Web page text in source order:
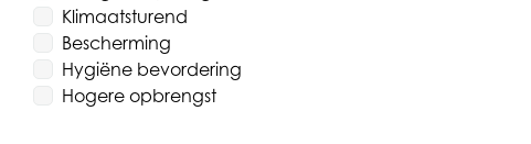
Klimaatsturend
Bescherming
Hygiëne bevordering
Hogere opbrengst